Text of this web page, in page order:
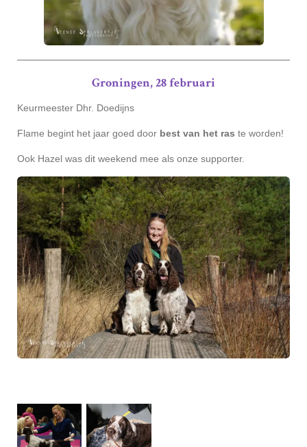
Groningen, 28 februari
Keurmeester Dhr. Doedijns
Flame begint het jaar goed door best van het ras te worden!
Ook Hazel was dit weekend mee als onze supporter.